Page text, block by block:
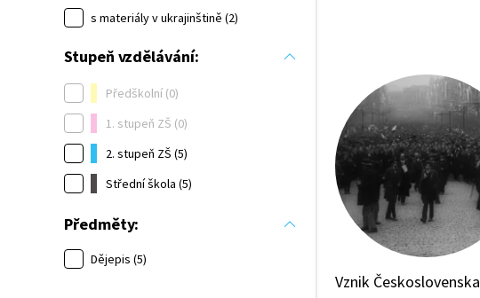
s materiály v ukrajinštině (2)
Stupeň vzdělávání:
Předškolní (0)
1. stupeň ZŠ (0)
2. stupeň ZŠ (5)
Střední škola (5)
Předměty:
Dějepis (5)
Vznik Československa